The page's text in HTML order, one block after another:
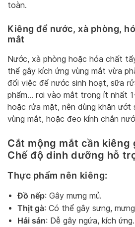
toàn.
Kiêng để nước, xà phòng,
mắt
Nước, xà phòng hoặc hóa chất
thể gây kích ứng vùng mắt vừa
đối việc để nước sinh hoạt, sữa
phẩm… rơi vào mắt trong ít nhất
hoặc rửa mặt, nên dùng khăn ướt
vùng mắt, hoặc đeo kính chắn
Cắt mộng mắt cần kiêng
Chế độ dinh dưỡng hỗ
Thực phẩm nên kiêng:
Đồ nếp: Gây mưng mủ.
Thịt gà: Có thể gây sưng,
Hải sản: Dễ gây ngứa, kích ứng.